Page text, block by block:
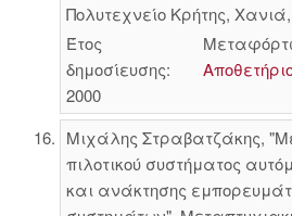
Πολυτεχνείο Κρήτης,
Έτος
δημοσίευσης:
2000
Μιχάλης Στραβατζάκης,
πιλοτικού συστήματος
και ανάκτησης